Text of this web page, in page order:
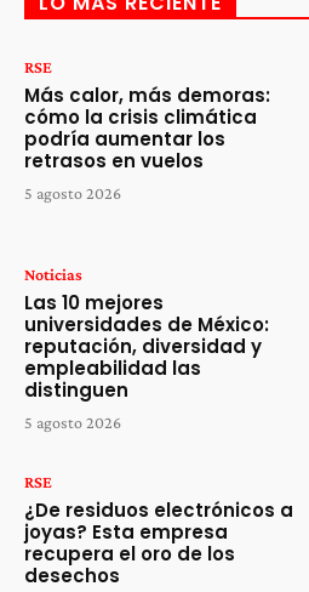
RSE
Más calor, más demoras:
cómo la crisis climática
podría aumentar los
retrasos en vuelos
5 agosto 2026
Noticias
Las 10 mejores
universidades de México:
reputación, diversidad y
empleabilidad las
distinguen
5 agosto 2026
RSE
¿De residuos electrónicos a
joyas? Esta empresa
recupera el oro de los
desechos